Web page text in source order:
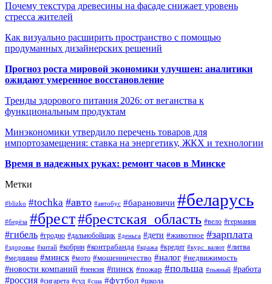
Почему текстура древесины на фасаде снижает уровень
стресса жителей
Как визуально расширить пространство с помощью
продуманных дизайнерских решений
Прогноз роста мировой экономики улучшен: аналитики
ожидают умеренное восстановление
Тренды здорового питания 2026: от веганства к
функциональным продуктам
Минэкономики утвердило перечень товаров для
импортозамещения: ставка на энергетику, ЖКХ и технологии
Время в надежных руках: ремонт часов в Минске
Метки
#blizko #tochka #авто #автобус #барановичи #беларусь
#берёза #брест#брестская_область #вело #германия
#гибель #гродно #дальнобойщик #деньга #дети #животное #зарплата
#здоровье #китай #кобрин #контрабанда #кража #кредит #курс_валют #литва
#медицина #минск #мото #мошенничество #налог #недвижимость
#новости компаний #пенсия #пинск #пожар #польша #пьяный #работа
#россия #сигарета #суд #сша #футбол #школа